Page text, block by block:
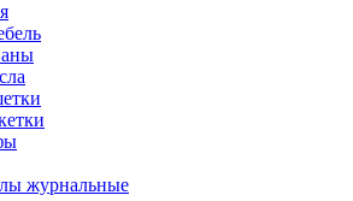
журнальные